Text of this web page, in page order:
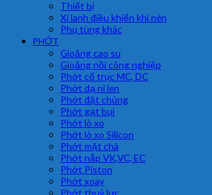
Thiết bị
Xi lanh điều khiển khí nén
Phụ tùng khác
PHỚT
Gioăng cao su
Gioăng nồi công nghiệp
Phớt cổ trục MC, DC
Phớt dạ nỉ len
Phớt đặt chủng
Phớt gạt bụi
Phớt lò xo
Phớt lò xo Silicon
Phớt mặt chà
Phớt nắp VK,VC, EC
Phớt Piston
Phớt xoay
Phớt thuỷ lực